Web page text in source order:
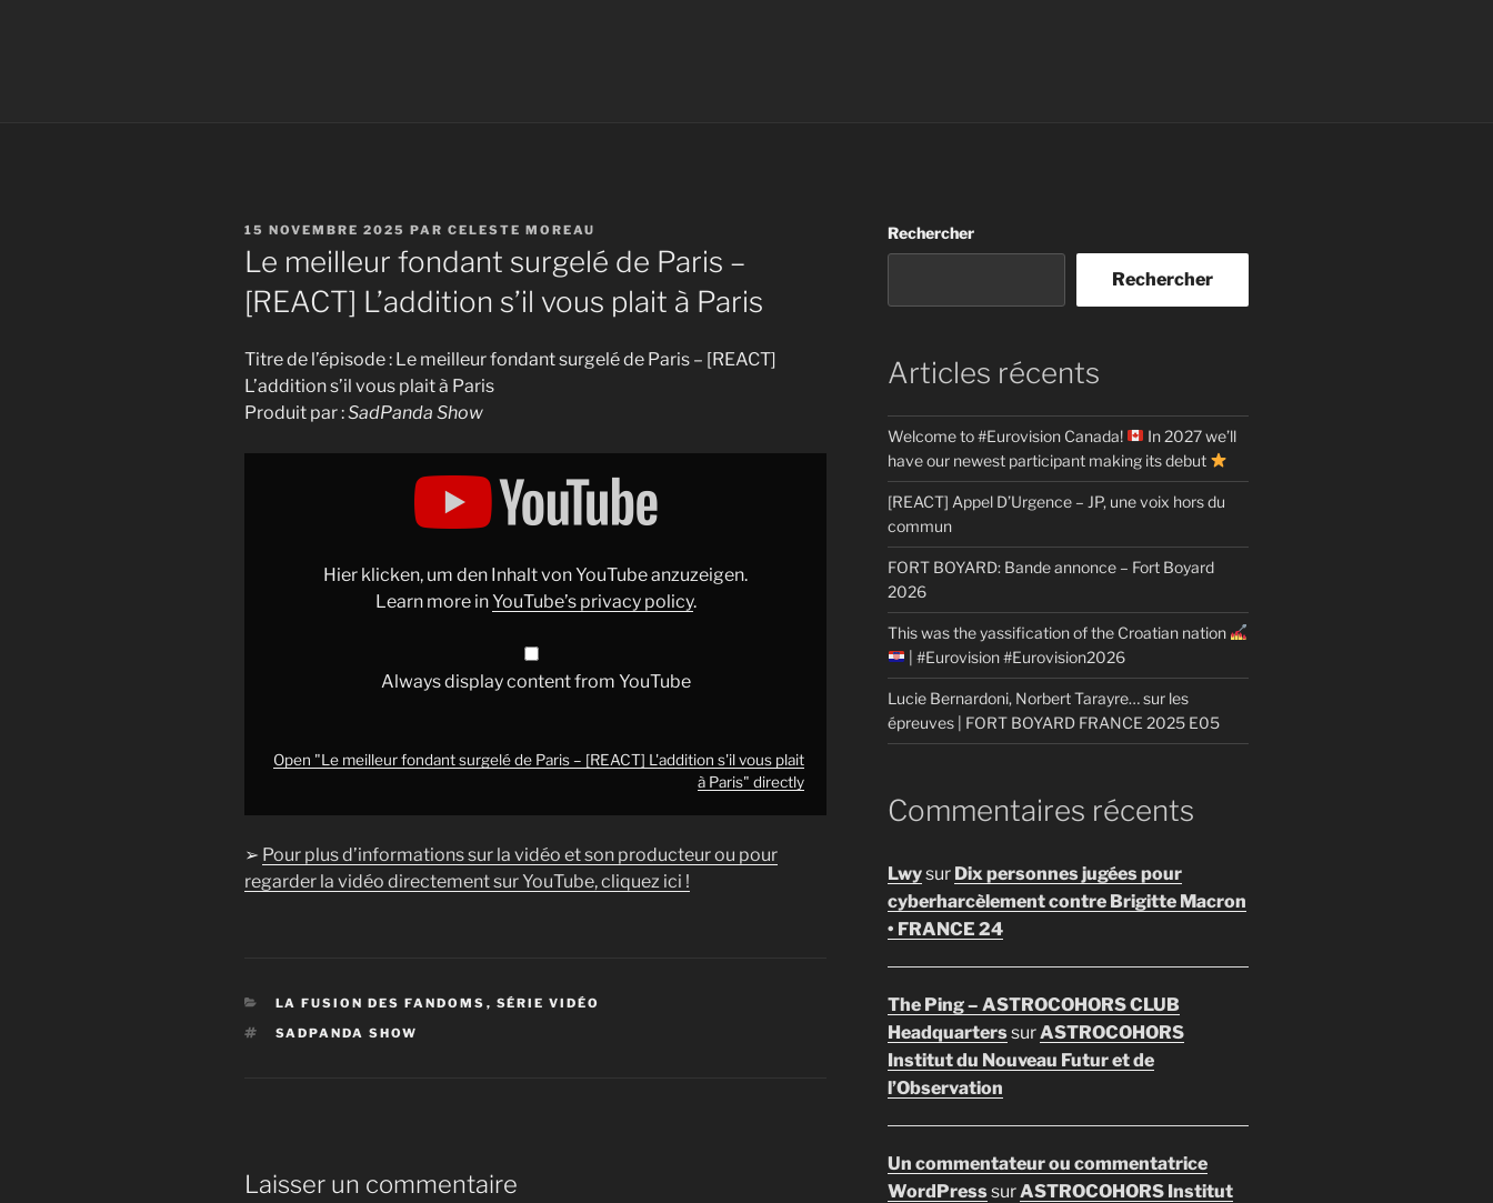
PUBLIÉ
LE
15 NOVEMBRE 2025 PAR CELESTE MOREAU
Le meilleur fondant surgelé de Paris –
[REACT] L’addition s’il vous plait à Paris
Titre de l’épisode : Le meilleur fondant surgelé de Paris – [REACT]
L’addition s’il vous plait à Paris
Produit par :SadPanda Show
vous
à
from
YouTube
Hier klicken, um den Inhalt von YouTube anzuzeigen.
Learn more inYouTube’s privacy policy.
Always display content from YouTube
Open "Le meilleur fondant surgelé de Paris – [REACT] L'addition s'il vous plait
à Paris" directly
➢ Pour plus d’informations sur la vidéo et son producteur ou pour
regarder la vidéo directement sur YouTube, cliquez ici !
CATÉGORIES
LA FUSION DES FANDOMS , SÉRIE VIDÉO
ÉTIQUETTES
SADPANDA SHOW
Laisser un commentaire
Rechercher
Rechercher
Articles récents
Welcome to #Eurovision Canada!
In 2027 we’ll
have our newest participant making its debut
[REACT] Appel D’Urgence – JP, une voix hors du
commun
FORT BOYARD: Bande annonce – Fort Boyard
2026
This was the yassification of the Croatian nation
| #Eurovision #Eurovision2026
Lucie Bernardoni, Norbert Tarayre… sur les
épreuves | FORT BOYARD FRANCE 2025 E05
Commentaires récents
Lwysur Dix personnes jugées pour
cyberharcèlement contre Brigitte Macron
• FRANCE 24
The Ping – ASTROCOHORS CLUB
HeadquarterssurASTROCOHORS
Institut du Nouveau Futur et de
l’Observation
Un commentateur ou commentatrice
WordPresssurASTROCOHORS Institut